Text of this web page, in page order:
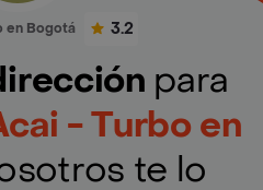
en Bogotá 3.2
para
- Turbo en
te lo